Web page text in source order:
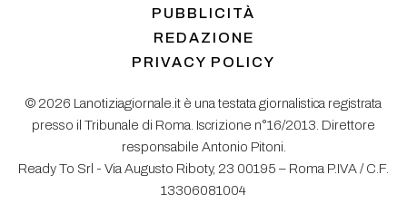
PUBBLICITÀ
REDAZIONE
PRIVACY POLICY
© 2026 Lanotiziagiornale.it è una testata giornalistica registrata
presso il Tribunale di Roma. Iscrizione n°16/2013. Direttore
responsabile Antonio Pitoni.
Ready To Srl - Via Augusto Riboty, 23 00195 – Roma P.IVA / C.F.
13306081004